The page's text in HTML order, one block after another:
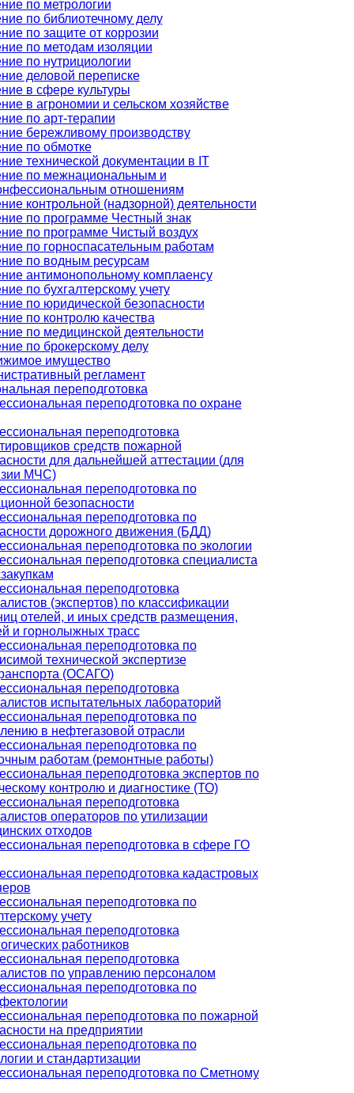
по метрологии
по библиотечному делу
по защите от коррозии
по методам изоляции
по нутрициологии
деловой переписке
в сфере культуры
в агрономии и сельском хозяйстве
по арт-терапии
бережливому производству
по обмотке
технической документации в IT
по межнациональным и
отношениям
контрольной (надзорной) деятельности
по программе Честный знак
по программе Чистый воздух
по горноспасательным работам
по водным ресурсам
антимонопольному комплаенсу
по бухгалтерскому учету
по юридической безопасности
по контролю качества
по медицинской деятельности
по брокерскому делу
имущество
регламент
переподготовка
переподготовка по охране
переподготовка
средств пожарной
для дальнейшей аттестации (для
МЧС)
переподготовка по
безопасности
переподготовка по
дорожного движения (БДД)
переподготовка по экологии
переподготовка специалиста
переподготовка
(экспертов) по классификации
отелей, и иных средств размещения,
и горнолыжных трасс
переподготовка по
технической экспертизе
(ОСАГО)
переподготовка
испытательных лабораторий
переподготовка по
в нефтегазовой отрасли
переподготовка по
работам (ремонтные работы)
переподготовка экспертов по
контролю и диагностике (ТО)
переподготовка
операторов по утилизации
отходов
переподготовка в сфере ГО
переподготовка кадастровых
переподготовка по
учету
переподготовка
работников
переподготовка
по управлению персоналом
переподготовка по
переподготовка по пожарной
на предприятии
переподготовка по
и стандартизации
переподготовка по Сметному